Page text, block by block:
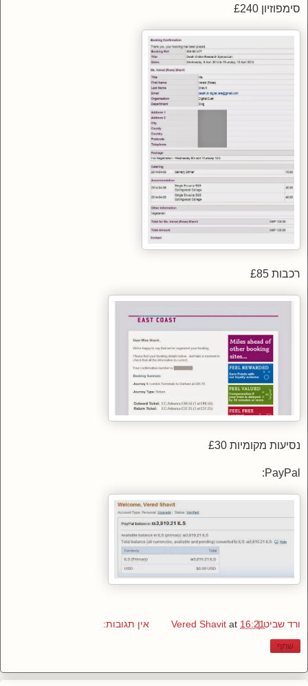
סימפוזיון £240
רכבות £85
נסיעות מקומיות £30
PayPal:
ורד שביט | Vered Shavit at 16:21 אין תגובות:
שתף